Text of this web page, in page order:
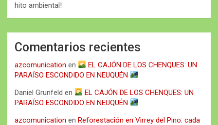
hito ambiental!
Comentarios recientes
azcomunication en
EL CAJÓN DE LOS CHENQUES: UN
PARAÍSO ESCONDIDO EN NEUQUÉN
Daniel Grunfeld en
EL CAJÓN DE LOS CHENQUES: UN
PARAÍSO ESCONDIDO EN NEUQUÉN
azcomunication en Reforestación en Virrey del Pino: cada